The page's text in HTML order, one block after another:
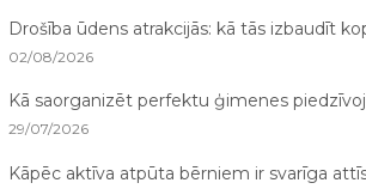
Drošība ūdens atrakcijās: kā tās izbaudīt
02/08/2026
Kā saorganizēt perfektu ģimenes
29/07/2026
Kāpēc aktīva atpūta bērniem ir svarīga